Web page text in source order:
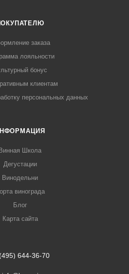
заказа
лояльности
бонус
клиентам
персональных данных
Винная Школа
Дегустации
Винодельни
винограда
Блог
Карта сайта
644-36-70